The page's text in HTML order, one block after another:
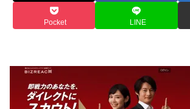
Pocket LINE